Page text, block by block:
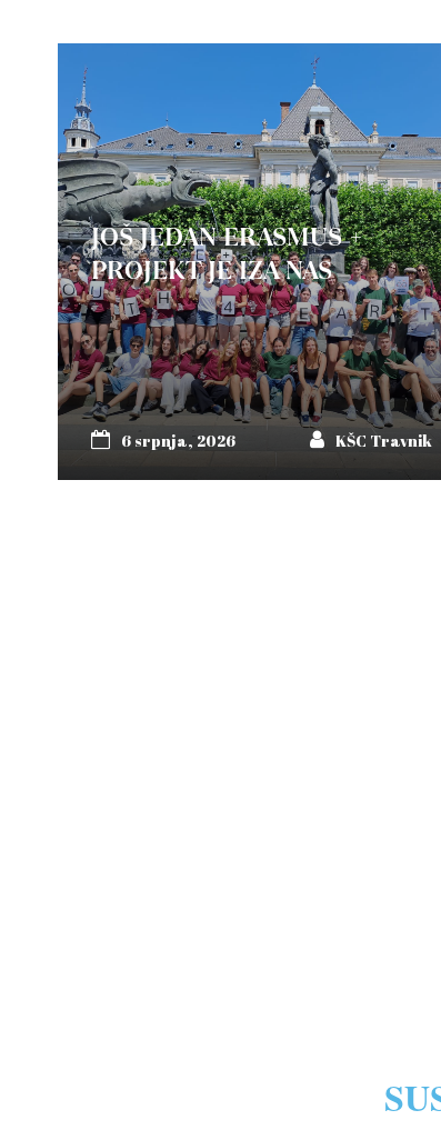
JOŠ JEDAN ERASMUS +
PROJEKT JE IZA NAS
6 srpnja, 2026 KŠC Travnik